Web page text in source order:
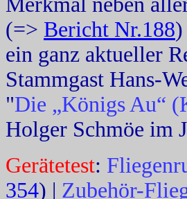
(=> Bericht Nr.188
ein ganz aktueller
Stammgast Hans-
"Die „Königs Au“
Holger Schmöe im
Gerätetest:
354) | Zubehör-